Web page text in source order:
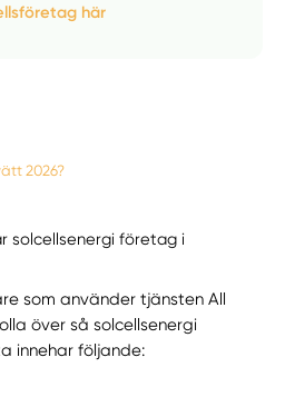
här
2026?
solcellsenergi företag i
som använder tjänsten All
över så solcellsenergi
innehar följande: